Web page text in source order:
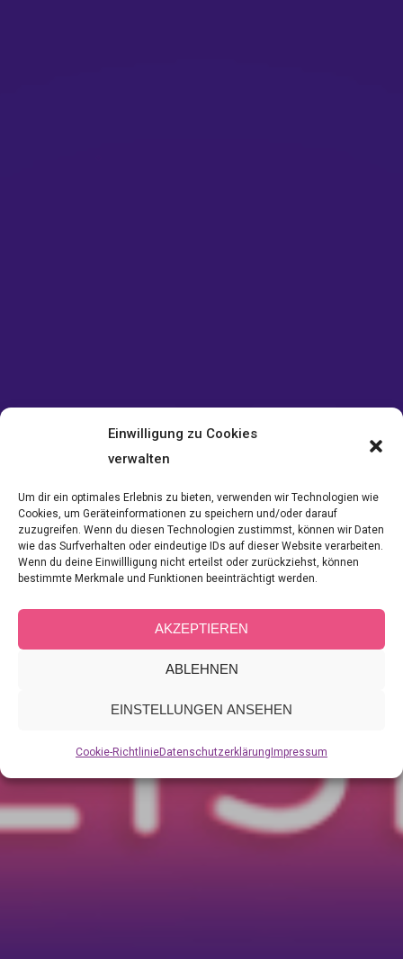
Einwilligung zu Cookies
verwalten
Um dir ein optimales Erlebnis zu bieten, verwenden wir Technologien wie
Cookies, um Geräteinformationen zu speichern und/oder darauf
zuzugreifen. Wenn du diesen Technologien zustimmst, können wir Daten
wie das Surfverhalten oder eindeutige IDs auf dieser Website verarbeiten.
Wenn du deine Einwillligung nicht erteilst oder zurückziehst, können
bestimmte Merkmale und Funktionen beeinträchtigt werden.
AKZEPTIEREN
ABLEHNEN
EINSTELLUNGEN ANSEHEN
Cookie-RichtlinieDatenschutzerklärungImpressum
Category:A